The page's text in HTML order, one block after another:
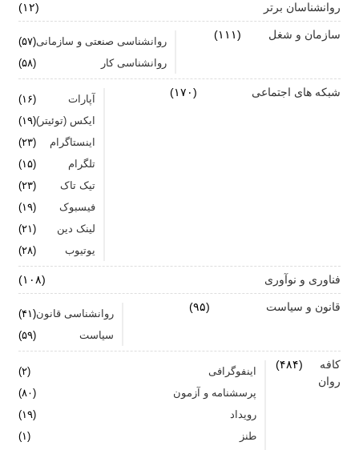
روانشناسان برتر (۱۲)
سازمان و شغل (۱۱۱)
روانشناسی صنعتی و سازمانی(۵۷)
روانشناسی کار
(۵۸)
شبکه های اجتماعی (۱۷۰)
آپارات
(۱۶)
ایکس (توئیتر)(۱۹)
اینستاگرام
(۲۳)
تلگرام
(۱۵)
تیک تاک
(۲۳)
فیسبوک
(۱۹)
لینک دین
(۲۱)
یوتیوب
(۲۸)
فناوری و نوآوری (۱۰۸)
قانون و سیاست (۹۵)
روانشناسی قانون(۴۱)
سیاست
(۵۹)
کافه
روان
(۴۸۴)
اینفوگرافی
(۲)
پرسشنامه و آزمون
(۸۰)
رویداد
(۱۹)
طنز
(۱)